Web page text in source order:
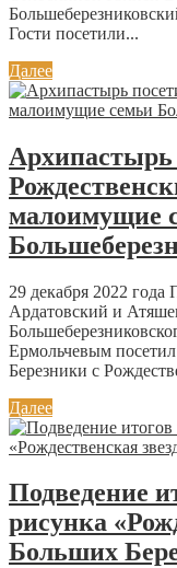
Гости посетили...
Далее
Архипастырь
малоимущие
29 декабря 2022
Ардатовский и
Ермольчевым
Березники с
Далее
Подведение
рисунка
Больших